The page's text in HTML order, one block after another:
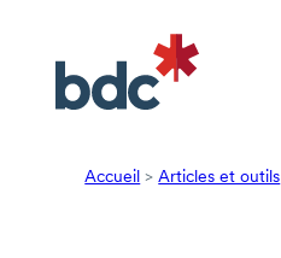
Accueil > Articles et outils